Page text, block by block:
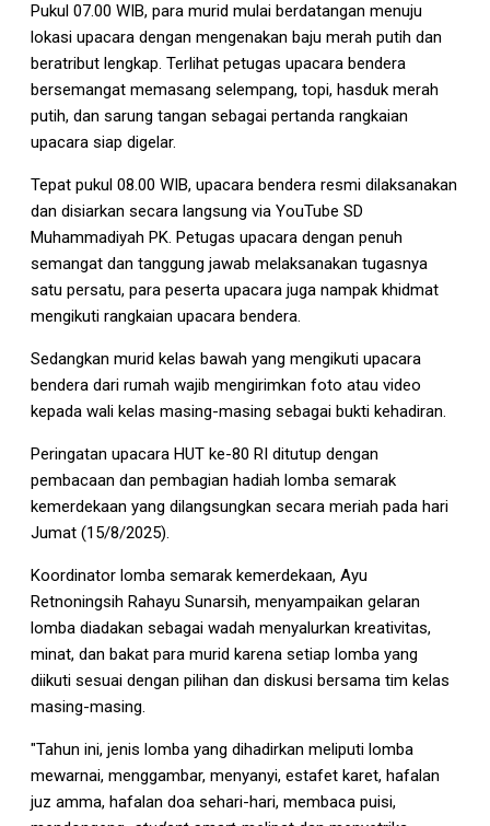
Pukul 07.00 WIB, para murid mulai berdatangan menuju
lokasi upacara dengan mengenakan baju merah putih dan
beratribut lengkap. Terlihat petugas upacara bendera
bersemangat memasang selempang, topi, hasduk merah
putih, dan sarung tangan sebagai pertanda rangkaian
upacara siap digelar.
Tepat pukul 08.00 WIB, upacara bendera resmi dilaksanakan
dan disiarkan secara langsung via YouTube SD
Muhammadiyah PK. Petugas upacara dengan penuh
semangat dan tanggung jawab melaksanakan tugasnya
satu persatu, para peserta upacara juga nampak khidmat
mengikuti rangkaian upacara bendera.
Sedangkan murid kelas bawah yang mengikuti upacara
bendera dari rumah wajib mengirimkan foto atau video
kepada wali kelas masing-masing sebagai bukti kehadiran.
Peringatan upacara HUT ke-80 RI ditutup dengan
pembacaan dan pembagian hadiah lomba semarak
kemerdekaan yang dilangsungkan secara meriah pada hari
Jumat (15/8/2025).
Koordinator lomba semarak kemerdekaan, Ayu
Retnoningsih Rahayu Sunarsih, menyampaikan gelaran
lomba diadakan sebagai wadah menyalurkan kreativitas,
minat, dan bakat para murid karena setiap lomba yang
diikuti sesuai dengan pilihan dan diskusi bersama tim kelas
masing-masing.
"Tahun ini, jenis lomba yang dihadirkan meliputi lomba
mewarnai, menggambar, menyanyi, estafet karet, hafalan
juz amma, hafalan doa sehari-hari, membaca puisi,